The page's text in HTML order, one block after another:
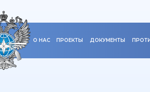
О НАС ПРОЕКТЫ ДОКУМЕНТЫ